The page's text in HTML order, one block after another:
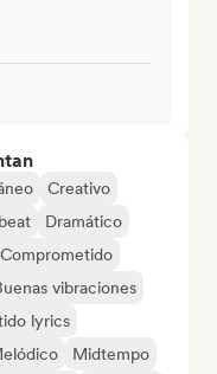
Creativo
Dramático
Comprometido
vibraciones
lyrics
Midtempo